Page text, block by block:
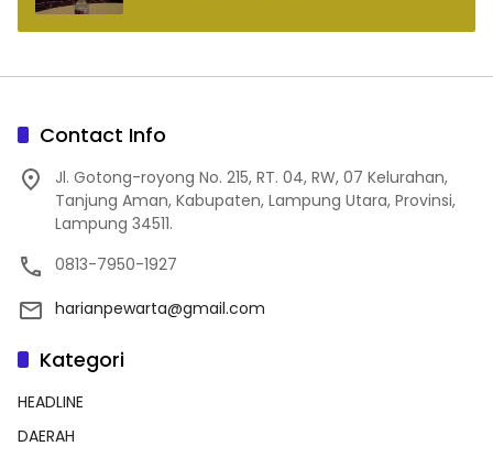
Contact Info
Jl. Gotong-royong No. 215, RT. 04, RW, 07 Kelurahan,
Tanjung Aman, Kabupaten, Lampung Utara, Provinsi,
Lampung 34511.
0813-7950-1927
harianpewarta@gmail.com
Kategori
HEADLINE
DAERAH